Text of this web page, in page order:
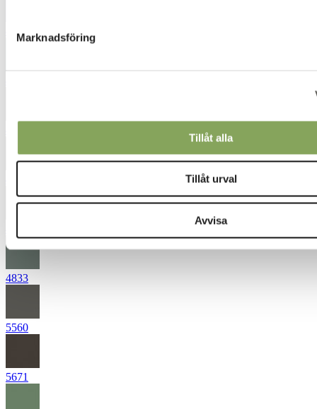
Marknadsföring
Tillåt alla
Tillåt urval
Avvisa
4443
4833
5560
5671